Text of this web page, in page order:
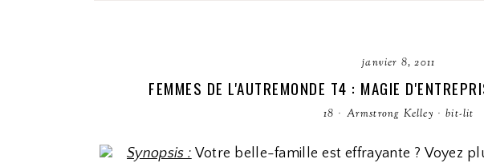
janvier 8, 2011
FEMMES DE L'AUTREMONDE T4 : MAGIE
18 · Armstrong Kelley · bit-lit
Synopsis : Votre belle-famille est effrayante ? Voyez